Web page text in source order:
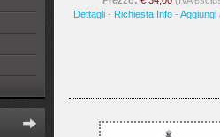
Dettagli- Richiesta Info- Aggiungi